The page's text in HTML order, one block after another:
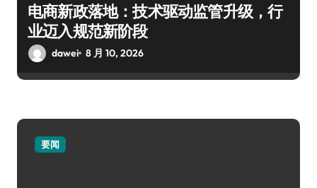
电商新政落地：技术驱动监管升级，行
业迈入规范新阶段
dawei 8 月 10, 2026
要闻